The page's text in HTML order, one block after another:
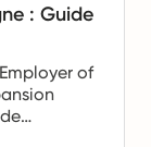
: Guide
of